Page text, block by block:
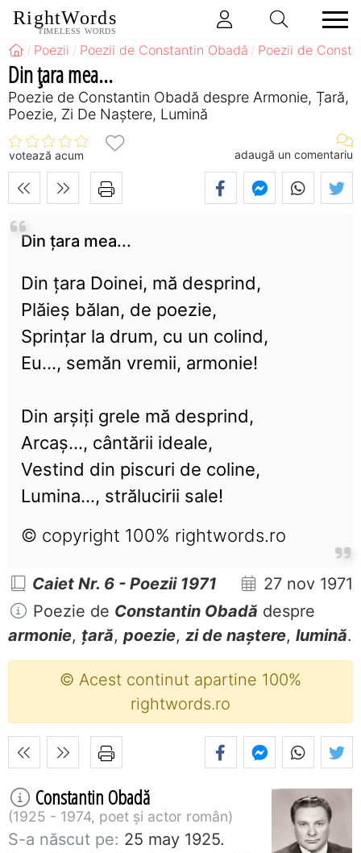
RightWords
TIMELESS WORDS
Poezii Poezii de Constantin Obadă Poezii de
Din țara mea...
Poezie de Constantin Obadă despre Armonie, Țară,
Poezie, Zi De Naștere, Lumină
votează acum adaugă un comentariu
Din țara mea...
Din țara Doinei, mă desprind,
Plăieș bălan, de poezie,
Sprințar la drum, cu un colind,
Eu..., semăn vremii, armonie!
Din arșiți grele mă desprind,
Arcaș..., cântării ideale,
Vestind din piscuri de coline,
Lumina..., strălucirii sale!
© copyright 100% rightwords.ro
Caiet Nr. 6 - Poezii 1971
27 nov 1971
Poezie de Constantin Obadă despre
armonie, țară, poezie, zi de naștere, lumină.
© Acest continut apartine 100%
rightwords.ro
Constantin Obadă
1925 - 1974, poet și actor român
S-a născut pe: 25 may 1925.